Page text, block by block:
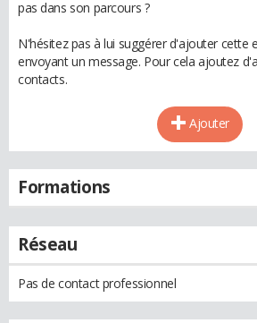
pas dans son parcours ?
N'hésitez pas à lui suggérer d'ajouter cette
envoyant un message. Pour cela ajoutez
contacts.
Ajouter
Formations
Réseau
Pas de contact professionnel